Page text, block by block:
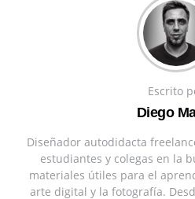
Escrito
Diego
Diseñador autodidacta
estudiantes y colegas en la
materiales útiles para el
arte digital y la fotografía.